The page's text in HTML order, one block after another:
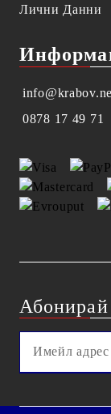
Лични Данни
0878 17 49 71